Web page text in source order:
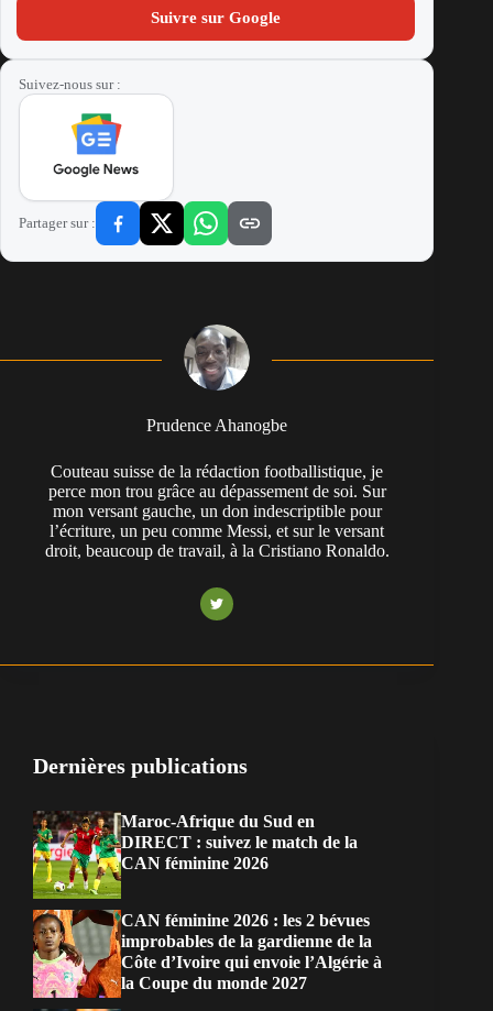
Suivre sur Google
Suivez-nous sur :
Partager sur :
Prudence Ahanogbe
Couteau suisse de la rédaction footballistique, je
perce mon trou grâce au dépassement de soi. Sur
mon versant gauche, un don indescriptible pour
l’écriture, un peu comme Messi, et sur le versant
droit, beaucoup de travail, à la Cristiano Ronaldo.
Dernières publications
Maroc-Afrique du Sud en
DIRECT : suivez le match de la
CAN féminine 2026
CAN féminine 2026 : les 2 bévues
improbables de la gardienne de la
Côte d’Ivoire qui envoie l’Algérie à
la Coupe du monde 2027